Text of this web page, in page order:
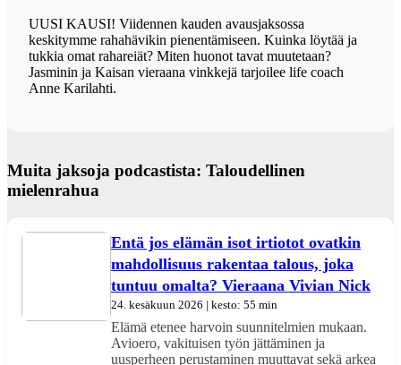
UUSI KAUSI! Viidennen kauden avausjaksossa
keskitymme rahahävikin pienentämiseen. Kuinka löytää ja
tukkia omat rahareiät? Miten huonot tavat muutetaan?
Jasminin ja Kaisan vieraana vinkkejä tarjoilee life coach
Anne Karilahti.
Muita jaksoja podcastista: Taloudellinen
mielenrahua
Entä jos elämän isot irtiotot ovatkin
mahdollisuus rakentaa talous, joka
tuntuu omalta? Vieraana Vivian Nick
24. kesäkuun 2026 | kesto: 55 min
Elämä etenee harvoin suunnitelmien mukaan.
Avioero, vakituisen työn jättäminen ja
uusperheen perustaminen muuttavat sekä arkea